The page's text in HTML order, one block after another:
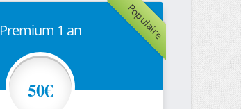
Populaire
Premium 1 an
50€